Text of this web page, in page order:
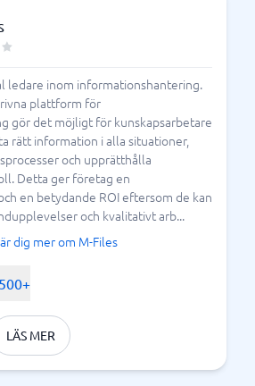
ledare inom informationshantering.
plattform för
gör det möjligt för kunskapsarbetare
rätt information i alla situationer,
och upprätthålla
Detta ger företag en
en betydande ROI eftersom de kan
och kvalitativt arb...
dig mer om M-Files
LÄS MER